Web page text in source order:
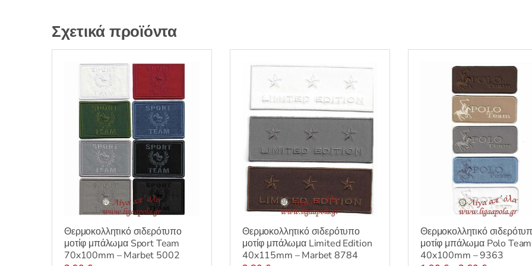
Σχετικά προϊόντα
Θερμοκολλητικό σιδερότυπο
μοτίφ μπάλωμα Sport Team
70x100mm – Marbet 5002
Θερμοκολλητικό σιδερότυπο
μοτίφ μπάλωμα Limited Edition
40x115mm – Marbet 8784
Θερμοκολλητικό
μοτίφ μπάλωμα Polo Team
40x100mm – 9363